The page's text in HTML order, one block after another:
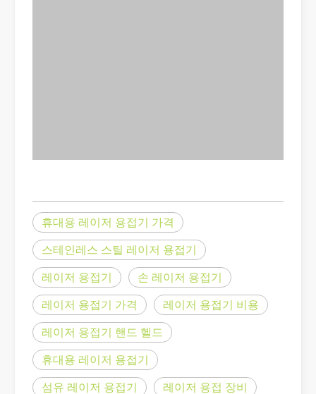
작업 파트너를 선택하는 방법: 레이저 절단기
레이저 절단 금속은 금속 가공에 널리 사용되는 정밀 방법입니다.
휴대용 레이저 용접기 가격
스테인레스 스틸 레이저 용접기
레이저 용접기 손 레이저 용접기
레이저 용접기 가격 레이저 용접기 비용
레이저 용접기 핸드 헬드
휴대용 레이저 용접기
섬유 레이저 용접기 레이저 용접 장비